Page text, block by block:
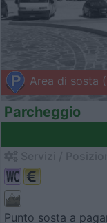
Area di sosta
Parcheggio
Punto sosta a